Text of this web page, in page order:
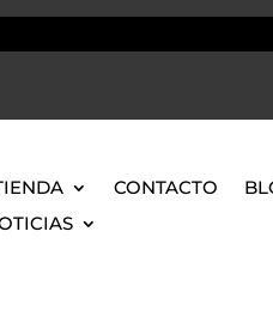
CONTACTO